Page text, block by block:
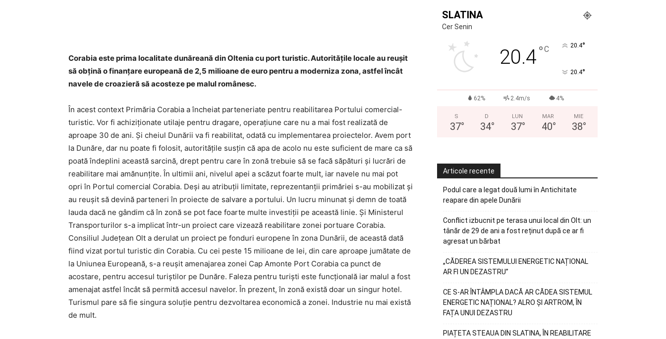
Corabia este prima localitate dunăreană din Oltenia cu port turistic. Autorităţile locale au reușit
să obțină o finanţare europeană de 2,5 milioane de euro pentru a moderniza zona, astfel încât
navele de croazieră să acosteze pe malul românesc.
În acest context Primăria Corabia a încheiat parteneriate pentru reabilitarea Portului comercial-
turistic. Vor fi achiziționate utilaje pentru dragare, operațiune care nu a mai fost realizată de
aproape 30 de ani. Și cheiul Dunării va fi reabilitat, odată cu implementarea proiectelor. Avem port
la Dunăre, dar nu poate fi folosit, autoritățile susțin că apa de acolo nu este suficient de mare ca să
poată îndeplini această sarcină, drept pentru care în zonă trebuie să se facă săpături și lucrări de
reabilitare mai amănunțite. În ultimii ani, nivelul apei a scăzut foarte mult, iar navele nu mai pot
opri în Portul comercial Corabia. Deși au atribuții limitate, reprezentanții primăriei s-au mobilizat și
au reușit să devină parteneri în proiecte de salvare a portului. Un lucru minunat și demn de toată
lauda dacă ne gândim că în zonă se pot face foarte multe investiții pe această linie. Și Ministerul
Transporturilor s-a implicat într-un proiect care vizează reabilitare zonei portuare Corabia.
Consiliul Județean Olt a derulat un proiect pe fonduri europene în zona Dunării, de această dată
fiind vizat portul turistic din Corabia. Cu cei peste 15 milioane de lei, din care aproape jumătate de
la Uniunea Europeană, s-a reușit amenajarea zonei Cap Amonte Port Corabia ca punct de
acostare, pentru accesul turiștilor pe Dunăre. Faleza pentru turişti este funcțională iar malul a fost
amenajat astfel încât să permită accesul navelor. În prezent, în zonă există doar un singur hotel.
Turismul pare să fie singura soluţie pentru dezvoltarea economică a zonei. Industrie nu mai există
de mult.
SLATINA
Cer Senin
20.4°C 20.4°
20.4°
62% 2.4m/s 4%
S
37°
D
34°
LUN
37°
MAR
40°
MIE
38°
Articole recente
Podul care a legat două lumi în Antichitate
reapare din apele Dunării
Conflict izbucnit pe terasa unui local din Olt: un
tânăr de 29 de ani a fost reținut după ce ar fi
agresat un bărbat
„CĂDEREA SISTEMULUI ENERGETIC NAȚIONAL
AR FI UN DEZASTRU”
CE S-AR ÎNTÂMPLA DACĂ AR CĂDEA SISTEMUL
ENERGETIC NAȚIONAL? ALRO ȘI ARTROM, ÎN
FAȚA UNUI DEZASTRU
PIAȚETA STEAUA DIN SLATINA, ÎN REABILITARE